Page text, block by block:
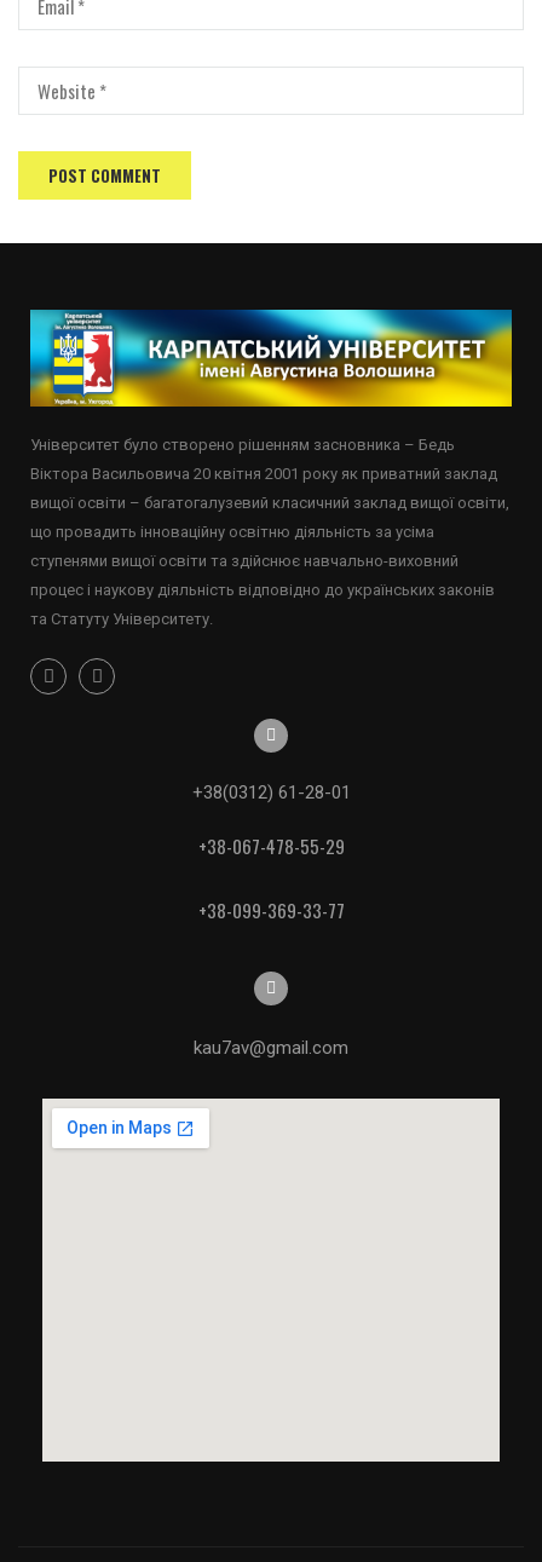
Університет було створено рішенням засновника – Бедь
Віктора Васильовича 20 квітня 2001 року як приватний заклад
вищої освіти – багатогалузевий класичний заклад вищої освіти,
що провадить інноваційну освітню діяльність за усіма
ступенями вищої освіти та здійснює навчально-виховний
процес і наукову діяльність відповідно до українських законів
та Статуту Університету.
+38(0312) 61-28-01
+38-067-478-55-29
+38-099-369-33-77
kau7av@gmail.com